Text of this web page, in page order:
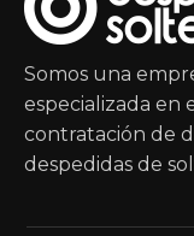
Somos una
especializada en
contratación de
despedidas de